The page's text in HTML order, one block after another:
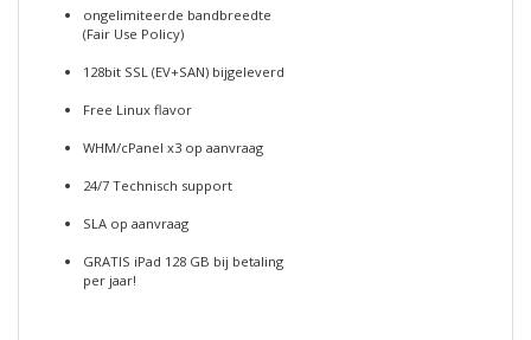
ongelimiteerde bandbreedte
(Fair Use Policy)
128bit SSL (EV+SAN) bijgeleverd
Free Linux flavor
WHM/cPanel x3 op aanvraag
24/7 Technisch support
SLA op aanvraag
GRATIS iPad 128 GB bij betaling
per jaar!